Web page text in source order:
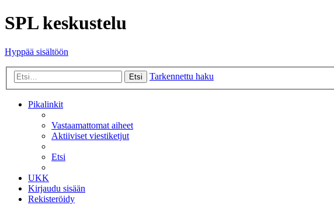
SPL keskustelu
Hyppää sisältöön
Etsi Tarkennettu haku
Pikalinkit
Vastaamattomat aiheet
Aktiiviset viestiketjut
Etsi
UKK
Kirjaudu sisään
Rekisteröidy